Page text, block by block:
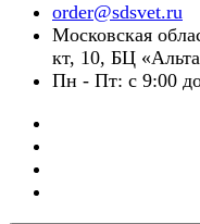
order@sdsvet.ru
Московская
кт, 10, БЦ
Пн - Пт: с 9:00